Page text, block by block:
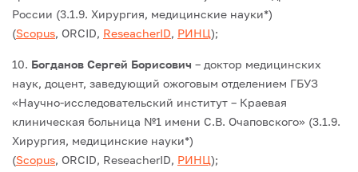
России (3.1.9. Хирургия, медицинские науки*)
(Scopus, ORCID, ReseacherID, РИНЦ);
10. Богданов Сергей Борисович – доктор медицинских
наук, доцент, заведующий ожоговым отделением ГБУЗ
«Научно-исследовательский институт – Краевая
клиническая больница №1 имени С.В. Очаповского» (3.1.9.
Хирургия, медицинские науки*)
(Scopus, ORCID, ReseacherID, РИНЦ);